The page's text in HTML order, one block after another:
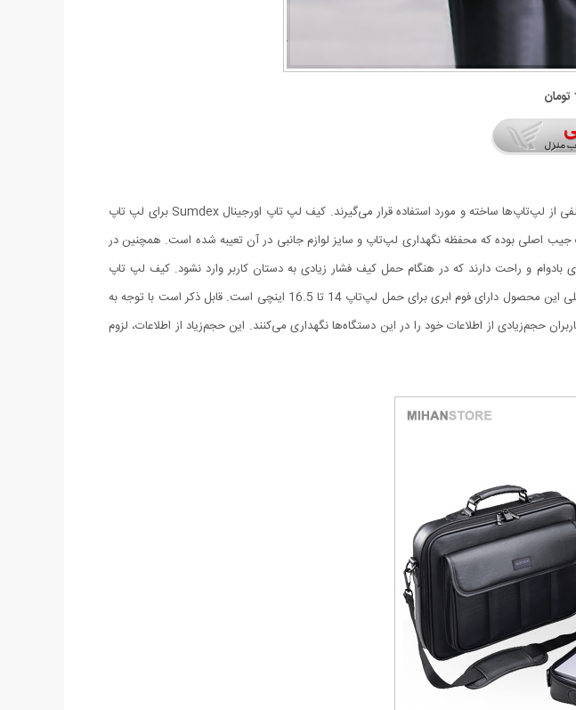
کیف‌های لپ‌تاپ دارای اهمیت بسیار بالایی در حمل و نگهداری لپ‌تاپ‌ها دارند. این کیف‌ها برای سایز‌های مختلفی از لپ‌تاپ‌ها ساخته و مورد استفاده قرار می‌گیرند. کیف لپ تاپ اورجینال Sumdex برای لپ تاپ
جیب اصلی بوده که محفظه‌ نگهداری لپ‌تاپ و سایز لوازم جانبی در آن تعیبه شده است. همچنین در
و راحت دارند که در هنگام حمل کیف فشار زیادی به دستان کاربر وارد نشود. کیف لپ تاپ
اورجینال Sumdex را می‌توانید به صورت دستی یا با بند رودوشی آن حمل کنید. گفتنی است داخل محفظه اصلی این محصول دارای فوم ابری برای حمل لپ‌تاپ 14 تا 16.5 اینچی است. قابل ذکر است با توجه به
حجم‌زیادی از اطلاعات خود را در این دستگاه‌ها نگهداری می‌کنند. این حجم‌زیاد از اطلاعات، لزوم